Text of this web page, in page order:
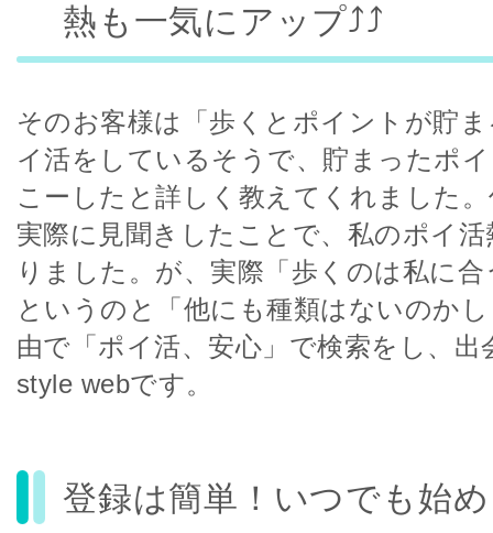
熱も一気にアップ⤴⤴
そのお客様は「歩くとポイントが貯
イ活をしているそうで、貯まったポ
こーしたと詳しく教えてくれました
実際に見聞きしたことで、私のポイ
りました。が、実際「歩くのは私に
というのと「他にも種類はないのか
由で「ポイ活、安心」で検索をし、出
style webです。
登録は簡単！いつでも始